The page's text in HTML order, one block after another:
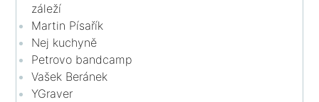
záleží
Martin Písařík
Nej kuchyně
Petrovo bandcamp
Vašek Beránek
YGraver